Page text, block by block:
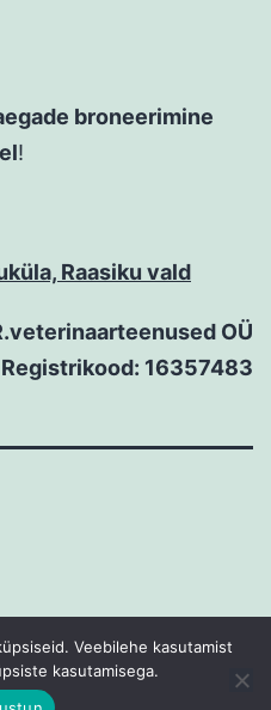
broneerimine
!
Raasiku vald
OÜ
Registrikood: 16357483
.
Veebilehe kasutamist
kasutamisega.